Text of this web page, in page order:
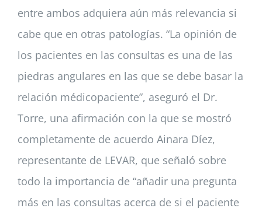
entre ambos adquiera aún más relevancia si
cabe que en otras patologías. “La opinión de
los pacientes en las consultas es una de las
piedras angulares en las que se debe basar la
relación médicopaciente”, aseguró el Dr.
Torre, una afirmación con la que se mostró
completamente de acuerdo Ainara Díez,
representante de LEVAR, que señaló sobre
todo la importancia de “añadir una pregunta
más en las consultas acerca de si el paciente